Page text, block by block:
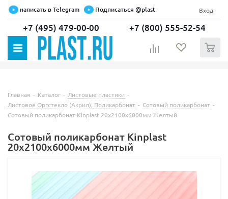
написать в Telegram Подписаться @plast Вход
+7 (495) 479-00-00 +7 (800) 555-52-54
Главная - Каталог - Листовые пластики -
Листовое Оргстекло (Акрил), Поликарбонат - Сотовый поликарбонат -
Сотовый поликарбонат Kinplast 20х2100х6000мм Желтый
Сотовый поликарбонат Kinplast
20х2100х6000мм Желтый